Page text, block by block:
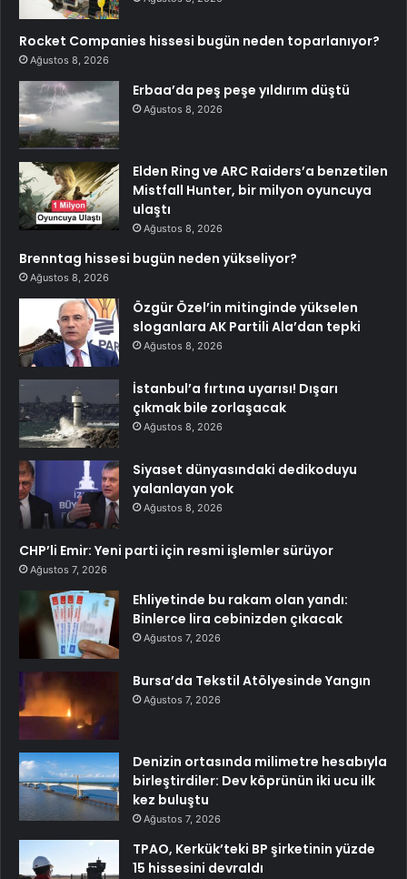
Rocket Companies hissesi bugün neden toparlanıyor?
Ağustos 8, 2026
Erbaa’da peş peşe yıldırım düştü
Ağustos 8, 2026
Elden Ring ve ARC Raiders’a benzetilen
Mistfall Hunter, bir milyon oyuncuya
ulaştı
Ağustos 8, 2026
Brenntag hissesi bugün neden yükseliyor?
Ağustos 8, 2026
Özgür Özel’in mitinginde yükselen
sloganlara AK Partili Ala’dan tepki
Ağustos 8, 2026
İstanbul’a fırtına uyarısı! Dışarı
çıkmak bile zorlaşacak
Ağustos 8, 2026
Siyaset dünyasındaki dedikoduyu
yalanlayan yok
Ağustos 8, 2026
CHP’li Emir: Yeni parti için resmi işlemler sürüyor
Ağustos 7, 2026
Ehliyetinde bu rakam olan yandı:
Binlerce lira cebinizden çıkacak
Ağustos 7, 2026
Bursa’da Tekstil Atölyesinde Yangın
Ağustos 7, 2026
Denizin ortasında milimetre hesabıyla
birleştirdiler: Dev köprünün iki ucu ilk
kez buluştu
Ağustos 7, 2026
TPAO, Kerkük’teki BP şirketinin yüzde
15 hissesini devraldı